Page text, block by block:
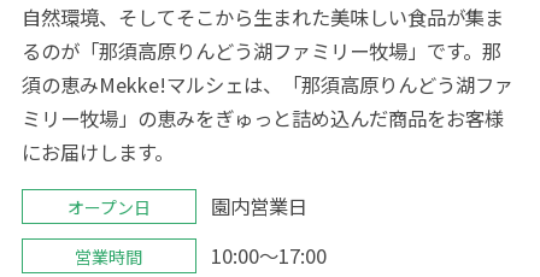
自然環境、そしてそこから生まれた美味しい食品が集ま
るのが「那須高原りんどう湖ファミリー牧場」です。那
須の恵みMekke!マルシェは、「那須高原りんどう湖ファ
ミリー牧場」の恵みをぎゅっと詰め込んだ商品をお客様
にお届けします。
オープン日 園内営業日
営業時間 10:00～17:00